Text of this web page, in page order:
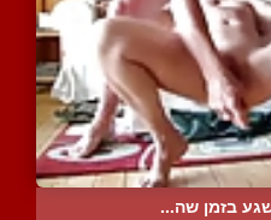
בזמן שה...